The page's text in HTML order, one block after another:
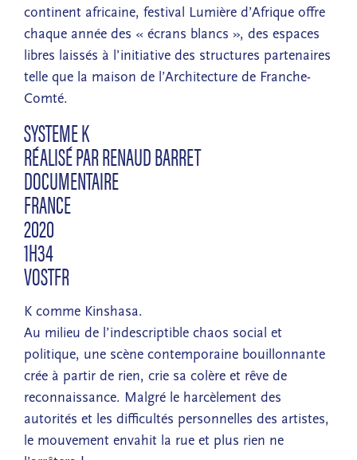
continent africaine, festival Lumière d’Afrique offre
chaque année des « écrans blancs », des espaces
libres laissés à l’initiative des structures partenaires
telle que la maison de l’Architecture de Franche-
Comté.
SYSTEME K
RÉALISÉ PAR RENAUD BARRET
DOCUMENTAIRE
FRANCE
2020
1H34
VOSTFR
K comme Kinshasa.
Au milieu de l’indescriptible chaos social et
politique, une scène contemporaine bouillonnante
crée à partir de rien, crie sa colère et rêve de
reconnaissance. Malgré le harcèlement des
autorités et les difficultés personnelles des artistes,
le mouvement envahit la rue et plus rien ne